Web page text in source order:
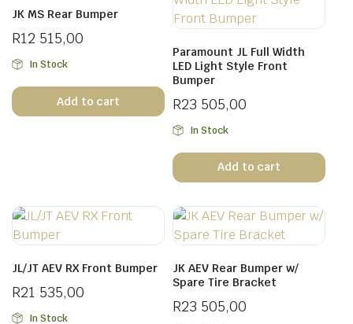
JK MS Rear Bumper
R12 515,00
In Stock
Add to cart
Paramount JL Full Width
LED Light Style Front
Bumper
R23 505,00
In Stock
Add to cart
JL/JT AEV RX Front Bumper
R21 535,00
In Stock
JK AEV Rear Bumper w/
Spare Tire Bracket
R23 505,00